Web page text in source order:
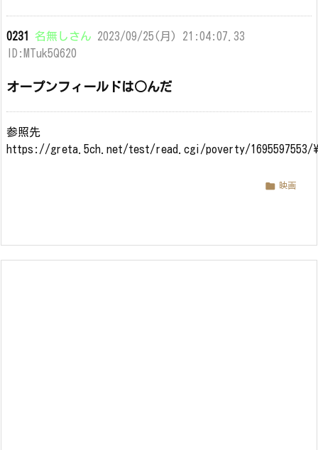
0231 名無しさん 2023/09/25(月) 21:04:07.33
ID:MTuk5Q620
オープンフィールドは○んだ
参照先
https://greta.5ch.net/test/read.cgi/poverty/
 映画